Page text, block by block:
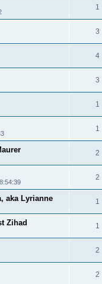
1
3
4
3
1
1
2
2
aka Lyrianne 1
Zihad 1
2
2